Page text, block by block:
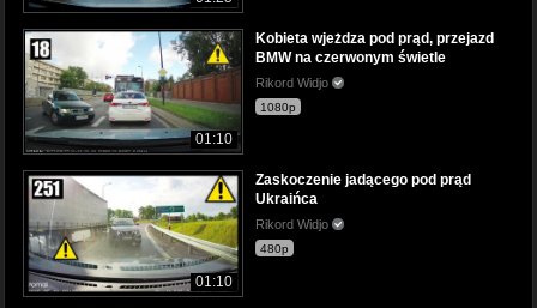
01:10
Kobieta wjeżdza pod prąd, przejazd
BMW na czerwonym świetle
Rikord Widjo
1080p
01:10
Zaskoczenie jadącego pod prąd
Ukraińca
Rikord Widjo
480p